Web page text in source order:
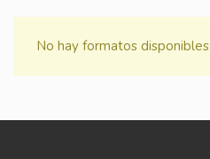
No hay formatos disponibles